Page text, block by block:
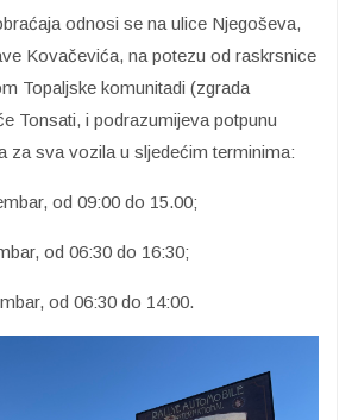
odnosi se na ulice Njegoševa,
Kovačevića, na potezu od raskrsnice
Topaljske komunitadi (zgrada
Tonsati, i podrazumijeva potpunu
za sva vozila u sljedećim terminima:
od 09:00 do 15.00;
od 06:30 do 16:30;
od 06:30 do 14:00.